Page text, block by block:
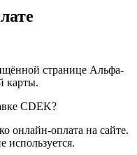
странице Альфа-
карты.
CDEK?
онлайн-оплата на сайте.